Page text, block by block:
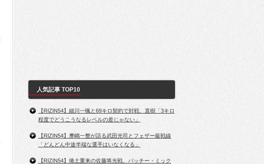
人気記事 TOP10
【RIZIN54】細川一颯と69キロ契約で対戦、直樹「3キロ
程度でどうこうなるレベルの差じゃない」
【RIZIN54】摩嶋一整が語る武田光司とフェザー級戦線
「どんどん中途半端な選手はいなくなる」
【RIZIN54】捲土重来の佐藤将光戦、パッチー・ミック